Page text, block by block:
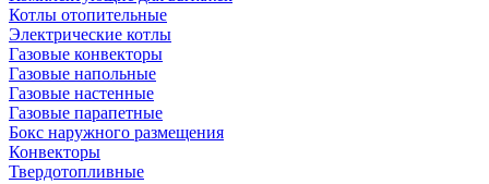
Котлы отопительные
Электрические котлы
Газовые конвекторы
Газовые напольные
Газовые настенные
Газовые парапетные
Бокс наружного размещения
Конвекторы
Твердотопливные